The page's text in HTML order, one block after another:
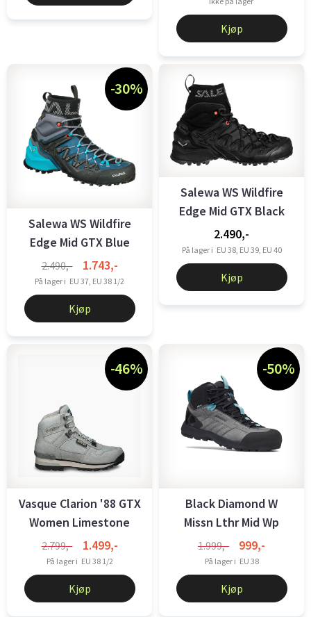
Kjøp
-30%
Salewa WS Wildfire
Edge Mid GTX Blue
2.490,- 1.743,-
På lager i EU 37, EU 38 1/2
Kjøp
Salewa WS Wildfire
Edge Mid GTX Black
2.490,-
På lager i EU 38, EU 39, EU 40
Kjøp
-46%
Vasque Clarion '88 GTX
Women Limestone
2.799,- 1.499,-
På lager i EU 38 1/2
Kjøp
-50%
Black Diamond W
Missn Lthr Mid Wp
Apch Shoes ...
1.999,- 999,-
På lager i EU 38
Kjøp